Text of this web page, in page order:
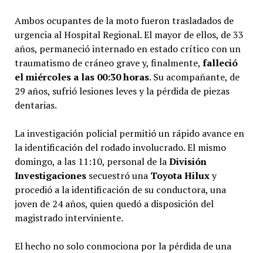
Ambos ocupantes de la moto fueron trasladados de
urgencia al Hospital Regional. El mayor de ellos, de 33
años, permaneció internado en estado crítico con un
traumatismo de cráneo grave y, finalmente, falleció
el miércoles a las 00:30 horas. Su acompañante, de
29 años, sufrió lesiones leves y la pérdida de piezas
dentarias.
La investigación policial permitió un rápido avance en
la identificación del rodado involucrado. El mismo
domingo, a las 11:10, personal de laDivisión
Investigacionessecuestró una Toyota Hiluxy
procedió a la identificación de su conductora, una
joven de 24 años, quien quedó a disposición del
magistrado interviniente.
El hecho no solo conmociona por la pérdida de una